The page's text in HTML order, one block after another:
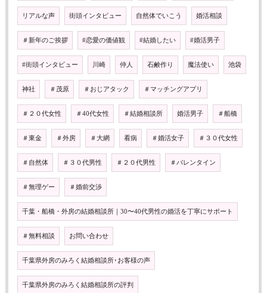
リアルな声 街頭インタビュー 自然体でいこう 婚活相談
＃新年のご挨拶 #恋愛の価値観 #結婚したい #婚活男子
#街頭インタビュー 川崎 仲人 石鹸作り 魔法使い 池袋
神社 ＃茂原 ＃おじアタック ＃マッチングアプリ
＃２０代女性 ＃40代女性 ＃結婚相談所 婚活男子 ＃船橋
＃東金 ＃外房 ＃大網 看病 ＃婚活女子 ＃３０代女性
＃自然体 ＃３０代男性 ＃２０代男性 ＃バレンタイン
＃無理ゲー ＃婚前交渉
千葉・船橋・外房の結婚相談所｜30〜40代男性の婚活を丁寧にサポート
＃無料相談 お問い合わせ
千葉県外房のみろく結婚相談所･お客様の声
千葉県外房のみろく結婚相談所の評判